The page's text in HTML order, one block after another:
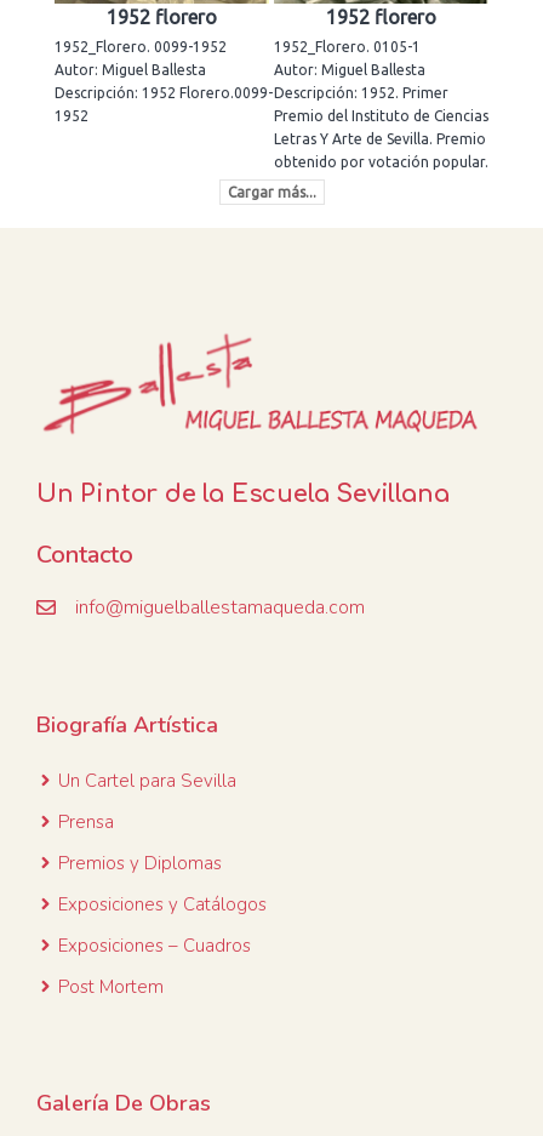
1952 florero
1952_Florero. 0099-1952
Autor: Miguel Ballesta
Descripción: 1952 Florero.0099-
1952
1952 florero
1952_Florero. 0105-1
Autor: Miguel Ballesta
Descripción: 1952. Primer
Premio del Instituto de Ciencias
Letras Y Arte de Sevilla. Premio
obtenido por votación popular.
Cargar más...
Un Pintor de la Escuela Sevillana
Contacto
info@miguelballestamaqueda.com
Biografía Artística
Un Cartel para Sevilla
Prensa
Premios y Diplomas
Exposiciones y Catálogos
Exposiciones – Cuadros
Post Mortem
Galería De Obras